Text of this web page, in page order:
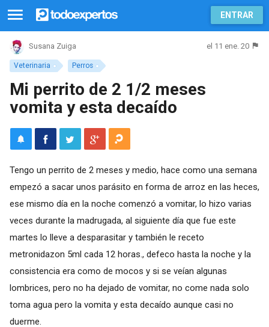
ENTRAR
Veterinaria Perros
Susana Zuiga el 11 ene. 20
Mi perrito de 2 1/2 meses
vomita y esta decaído
Tengo un perrito de 2 meses y medio, hace como una semana
empezó a sacar unos parásito en forma de arroz en las heces,
ese mismo día en la noche comenzó a vomitar, lo hizo varias
veces durante la madrugada, al siguiente día que fue este
martes lo lleve a desparasitar y también le receto
metronidazon 5ml cada 12 horas., defeco hasta la noche y la
consistencia era como de mocos y si se veían algunas
lombrices, pero no ha dejado de vomitar, no come nada solo
toma agua pero la vomita y esta decaído aunque casi no
duerme.